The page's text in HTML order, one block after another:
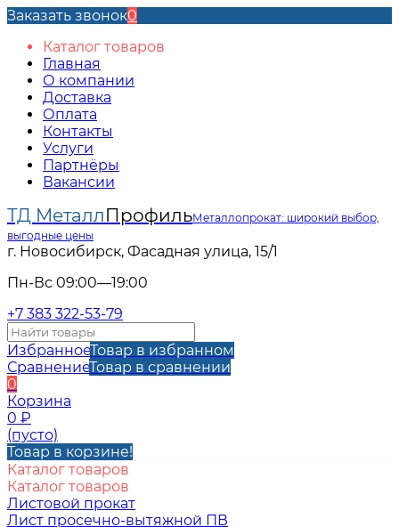
Заказать звонок0
Каталог товаров
Главная
О компании
Доставка
Оплата
Контакты
Услуги
Партнёры
Вакансии
ТД МеталлПрофильМеталлопрокат: широкий выбор,
выгодные цены
г. Новосибирск, Фасадная улица, 15/1
Пн-Вс 09:00—19:00
+7 383 322-53-79
ИзбранноеТовар в избранном
СравнениеТовар в сравнении
0
Корзина
0 ₽
(пусто)
Товар в корзине!
Каталог товаров
Каталог товаров
Листовой прокат
Лист просечно-вытяжной ПВ